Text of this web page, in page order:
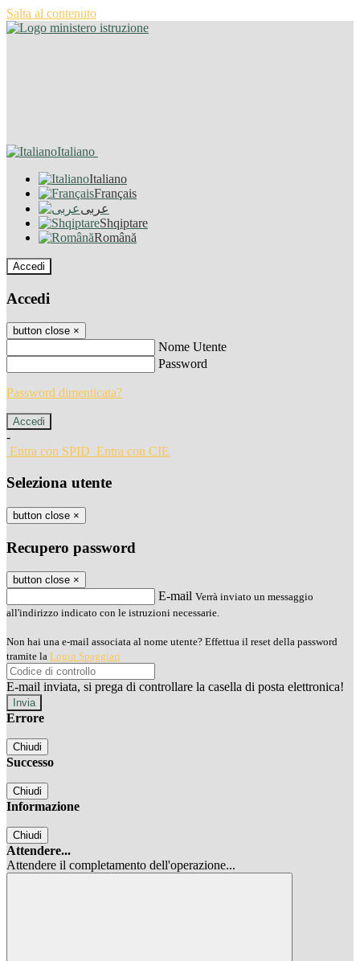
Salta al contenuto
Italiano
Italiano
Français
عربى
Shqiptare
Română
Accedi
Accedi
button close ×
Nome Utente
Password
Password dimenticata?
-
Entra con SPID Entra con CIE
Seleziona utente
button close ×
Recupero password
button close ×
E-mail Verrà inviato un messaggio
all'indirizzo indicato con le istruzioni necessarie.
Non hai una e-mail associata al nome utente? Effettua il reset della password
tramite la Login Spaggiari
E-mail inviata, si prega di controllare la casella di posta elettronica!
Errore
Chiudi
Successo
Chiudi
Informazione
Chiudi
Attendere...
Attendere il completamento dell'operazione...